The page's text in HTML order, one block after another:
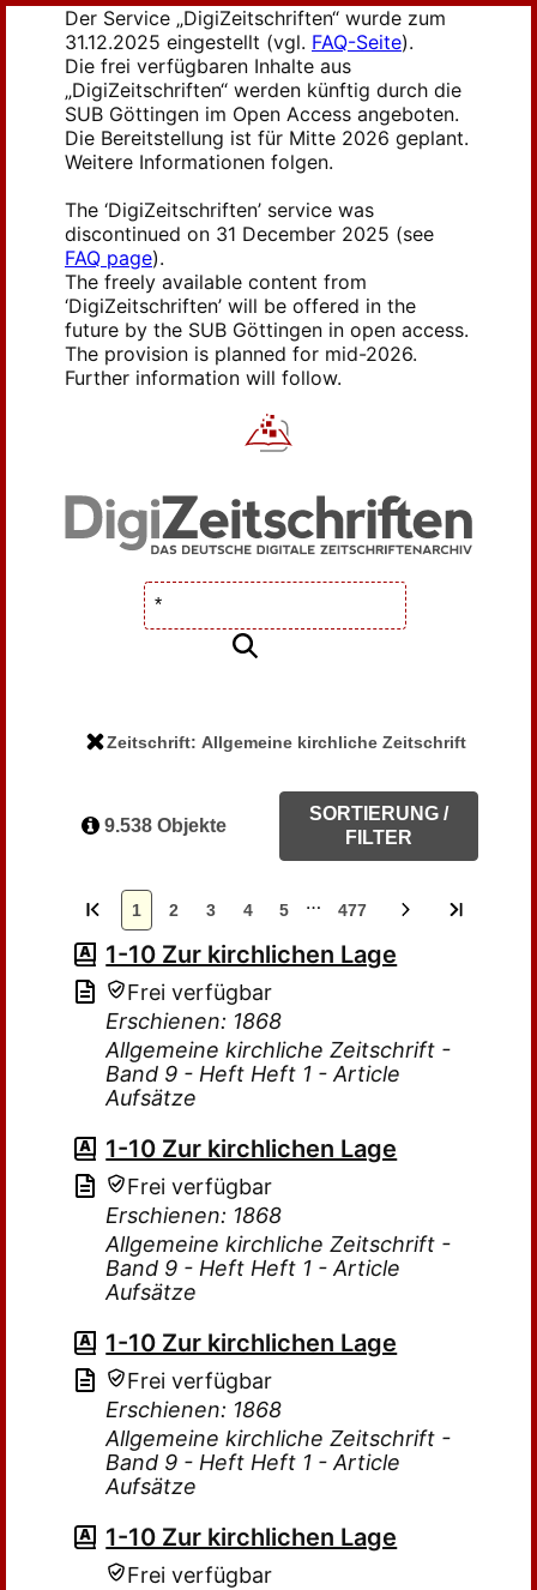
Der Service „DigiZeitschriften“ wurde zum
31.12.2025 eingestellt (vgl. FAQ-Seite).
Die frei verfügbaren Inhalte aus
„DigiZeitschriften“ werden künftig durch die
SUB Göttingen im Open Access angeboten.
Die Bereitstellung ist für Mitte 2026 geplant.
Weitere Informationen folgen.
The ‘DigiZeitschriften’ service was
discontinued on 31 December 2025 (see
FAQ page).
The freely available content from
‘DigiZeitschriften’ will be offered in the
future by the SUB Göttingen in open access.
The provision is planned for mid-2026.
Further information will follow.
Zeitschrift: Allgemeine kirchliche Zeitschrift
9.538 Objekte
SORTIERUNG /
FILTER
1 2 3 4 5 … 477
1-10 Zur kirchlichen Lage
Frei verfügbar
Erschienen: 1868
Allgemeine kirchliche Zeitschrift -
Band 9 - Heft Heft 1 - Article
Aufsätze
1-10 Zur kirchlichen Lage
Frei verfügbar
Erschienen: 1868
Allgemeine kirchliche Zeitschrift -
Band 9 - Heft Heft 1 - Article
Aufsätze
1-10 Zur kirchlichen Lage
Frei verfügbar
Erschienen: 1868
Allgemeine kirchliche Zeitschrift -
Band 9 - Heft Heft 1 - Article
Aufsätze
1-10 Zur kirchlichen Lage
Frei verfügbar